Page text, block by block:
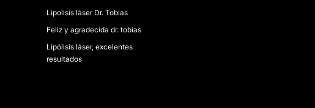
Lipolisis láser Dr. Tobias
Feliz y agradecida dr. tobias
Lipólisis láser, excelentes
resultados